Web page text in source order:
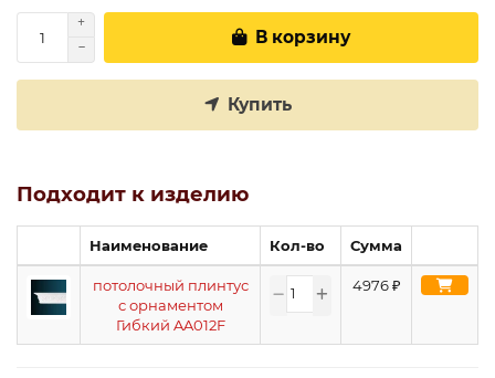
В корзину
Купить
Подходит к изделию
Наименование Кол-во Сумма
потолочный плинтус
с орнаментом
Гибкий AA012F
4976₽